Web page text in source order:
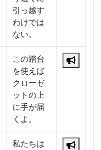
引っ越す
わけでは
ない。
この踏台
を使えば
クローゼ
ットの上
に手が届
くよ。
私たちは